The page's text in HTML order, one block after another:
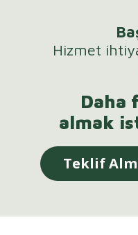
Hizmet
Daha
almak
Teklif